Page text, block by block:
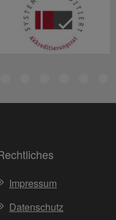
Impressum
Datenschutz